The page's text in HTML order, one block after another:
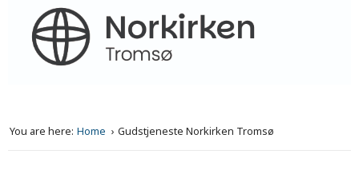
You are here: Home Gudstjeneste Norkirken Tromsø